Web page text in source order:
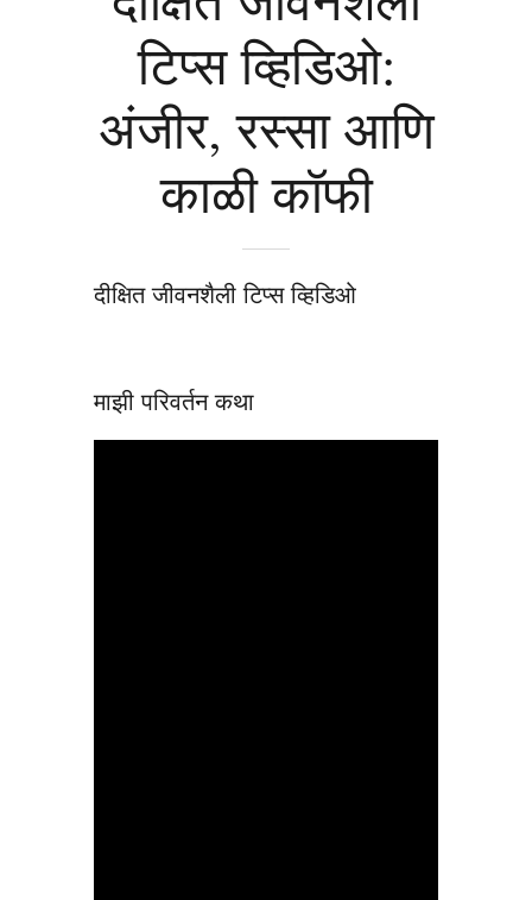
टिप्स व्हिडिओ:
अंजीर, रस्सा आणि
काळी कॉफी
दीक्षित जीवनशैली टिप्स व्हिडिओ
माझी परिवर्तन कथा